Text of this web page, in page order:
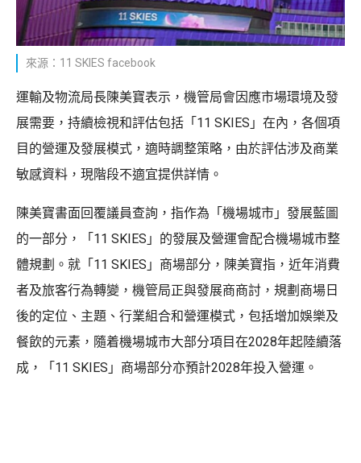
來源：11 SKIES facebook
運輸及物流局長陳美寶表示，機管局會因應市場環境及發
展需要，持續檢視和評估包括「11 SKIES」在內，各個項
目的營運及發展模式，適時調整策略，由於評估涉及商業
敏感資料，現階段不適宜提供詳情。
陳美寶書面回覆議員查詢，指作為「機場城市」發展藍圖
的一部分，「11 SKIES」的發展及營運會配合機場城市整
體規劃。就「11 SKIES」商場部分，陳美寶指，近年消費
者及旅客行為轉變，機管局正與發展商商討，規劃商場日
後的定位、主題、行業組合和營運模式，包括增加娛樂及
餐飲的元素，隨着機場城市大部分項目在2028年起陸續落
成，「11 SKIES」商場部分亦預計2028年投入營運。